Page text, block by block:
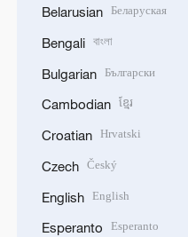
Belarusian Беларуская
Bengali বাংলা
Bulgarian Български
Cambodian ខ្មែរ
Croatian Hrvatski
Czech Český
English English
Esperanto Esperanto